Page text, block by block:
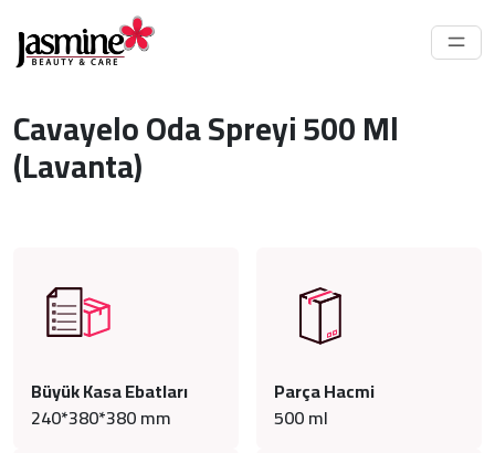
Cavayelo Oda Spreyi 500 Ml
(Lavanta)
Büyük Kasa Ebatları
240*380*380 mm
Parça Hacmi
500ml